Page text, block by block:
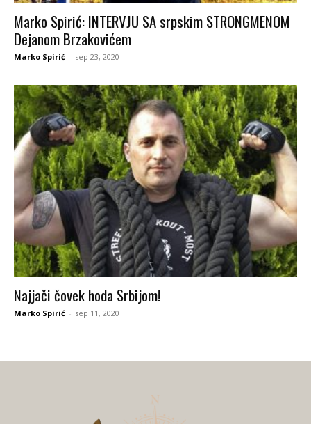
Marko Spirić: INTERVJU SA srpskim STRONGMENOM
Dejanom Brzakovićem
Marko Spirić - sep 23, 2020
Najjači čovek hoda Srbijom!
Marko Spirić - sep 11, 2020